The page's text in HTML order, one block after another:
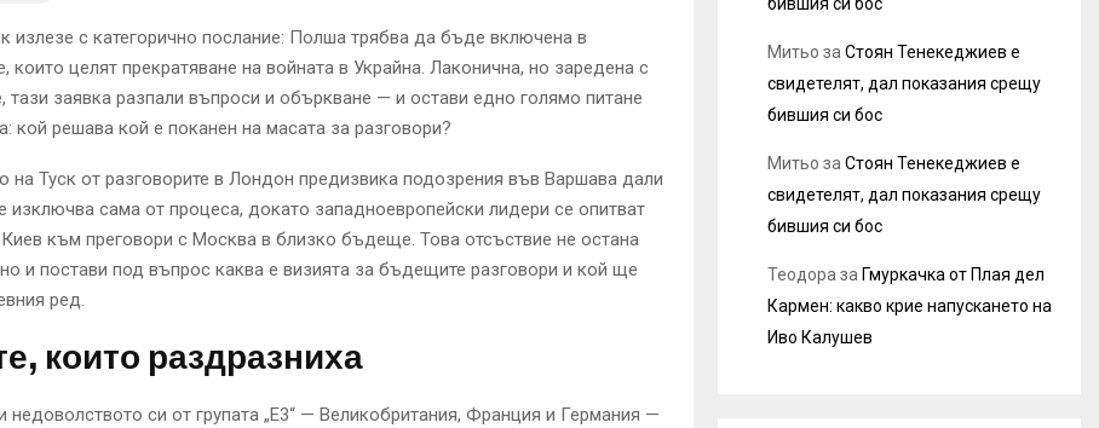
излезе с категорично послание: Полша трябва да бъде включена в
които целят прекратяване на войната в Украйна. Лаконична, но заредена с
тази заявка разпали въпроси и объркване — и остави едно голямо питане
кой решава кой е поканен на масата за разговори?
на Туск от разговорите в Лондон предизвика подозрения във Варшава дали
изключва сама от процеса, докато западноевропейски лидери се опитват
към преговори с Москва в близко бъдеще. Това отсъствие не остана
и постави под въпрос каква е визията за бъдещите разговори и кой ще
ред.
които раздразниха
недоволството си от групата „Е3“ — Великобритания, Франция и Германия —
Митьо за Стоян Тенекеджиев е
свидетелят, дал показания срещу
бившия си бос
Митьо за Стоян Тенекеджиев е
свидетелят, дал показания срещу
бившия си бос
Теодора за Гмуркачка от Плая дел
Кармен: какво крие напускането на
Иво Калушев